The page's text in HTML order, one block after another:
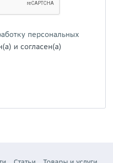
персональных
и согласен(а)